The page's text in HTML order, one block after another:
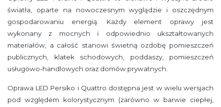
światła, oparte na nowoczesnym wyglądzie i oszczędnym
gospodarowaniu energią. Każdy element oprawy jest
wykonany z mocnych i odpowiednio ukształtowanych
materiałów, a całość stanowi świetną ozdobę pomieszczeń
publicznych, klatek schodowych, poddaszy, pomieszczeń
usługowo-handlowych oraz domów prywatnych.
Oprawa LED Persiko i Quattro dostępna jest w wielu wersjach
pod względem kolorystycznym (zarówno w barwie ciepłej,